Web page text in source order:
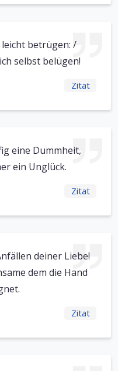
betrügen: /
selbst belügen!
Zitat
eine Dummheit,
ein Unglück.
Zitat
deiner Liebe!
dem die Hand
Zitat